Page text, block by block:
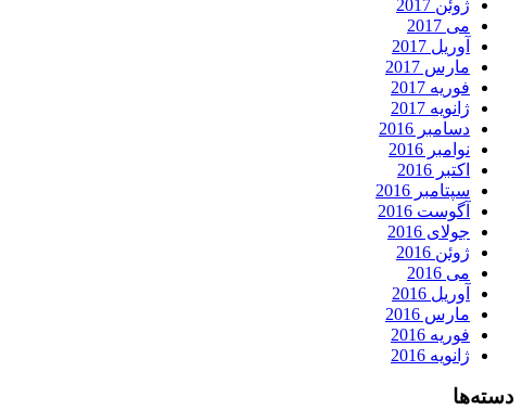
ژوئن 2017
می 2017
آوریل 2017
مارس 2017
فوریه 2017
ژانویه 2017
دسامبر 2016
نوامبر 2016
اکتبر 2016
سپتامبر 2016
آگوست 2016
جولای 2016
ژوئن 2016
می 2016
آوریل 2016
مارس 2016
فوریه 2016
ژانویه 2016
دسته‌ها